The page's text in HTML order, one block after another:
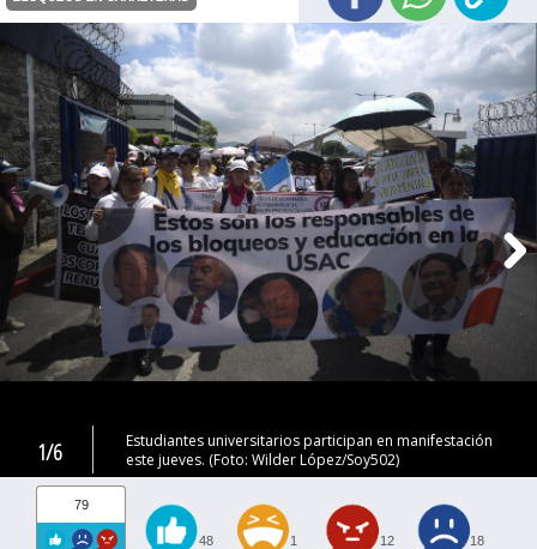
1/6
Estudiantes universitarios participan en manifestación
este jueves. (Foto: Wilder López/Soy502)
79
48 1 12 18